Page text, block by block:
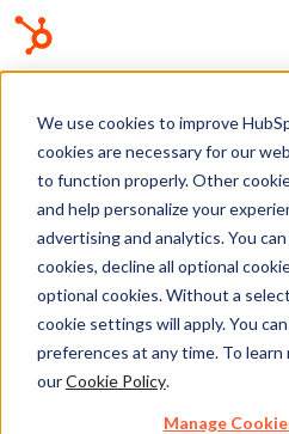
We use cookies to improve
cookies are necessary for our
to function properly. Other
and help personalize your
advertising and analytics. You
cookies, decline all optional
optional cookies. Without a
cookie settings will apply. You
preferences at any time. To learn
ourCookie Policy.
Manage
Raporty
Uwaga: Tłumaczenie
podane wyłącznie dla